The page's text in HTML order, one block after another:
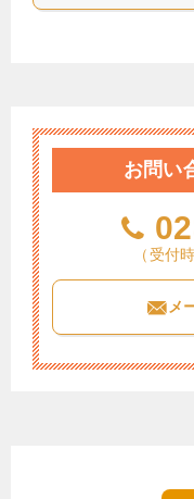
お問い
（受付
メ